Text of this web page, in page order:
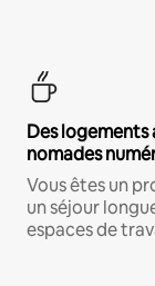
Des logements
nomades
Vous êtes un
un séjour
espaces de